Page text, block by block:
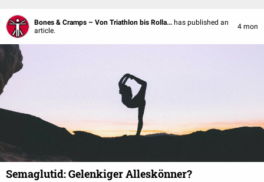
Bones & Cramps – Von Triathlon bis Rolla... has published an
article.
4 mon
Semaglutid: Gelenkiger Alleskönner?